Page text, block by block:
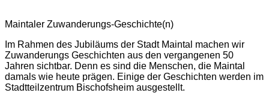
Maintaler Zuwanderungs-Geschichte(n)
Im Rahmen des Jubiläums der Stadt Maintal machen wir
Zuwanderungs Geschichten aus den vergangenen 50
Jahren sichtbar. Denn es sind die Menschen, die Maintal
damals wie heute prägen. Einige der Geschichten werden im
Stadtteilzentrum Bischofsheim ausgestellt.